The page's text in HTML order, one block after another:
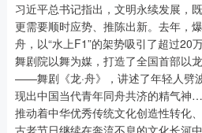
习近平总书记指出，文明永续发展，
更需要顺时应势、推陈出新。去年，
舟，以“水上F1”的架势吸引了超过20
舞剧院以舞为媒，打造了全国首部以
——舞剧《龙·舟》，讲述了年轻人劈
现出中国当代青年同舟共济的精气神
推动着中华优秀传统文化创造性转化